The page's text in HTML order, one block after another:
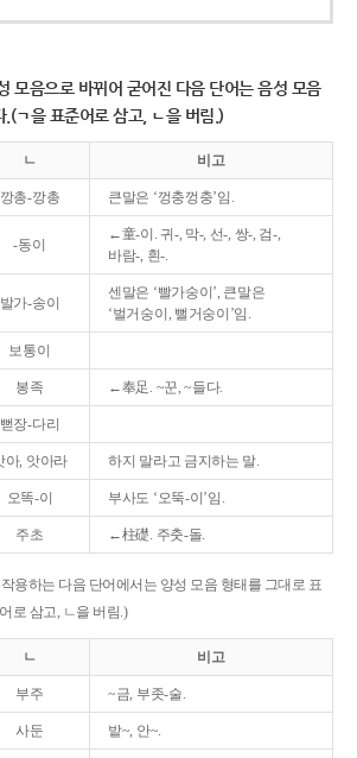
모음으로 바뀌어 굳어진 다음 단어는 음성 모음
ㄱ을 표준어로 삼고, ㄴ을 버림.)
ㄴ 비고
깡총-깡총 큰말은 ‘껑충껑충’임.
-동이
←童-이. 귀-, 막-, 선-, 쌍-, 검-,
바람-, 흰-.
발가-송이
센말은 ‘빨가숭이’, 큰말은
‘벌거숭이, 뻘거숭이’임.
보통이
봉족 ←奉足. ~꾼, ~들다.
뻗장-다리
아, 앗아라 하지 말라고 금지하는 말.
오똑-이 부사도 ‘오뚝-이’임.
주초 ←柱礎. 주춧-돌.
용하는 다음 단어에서는 양성 모음 형태를 그대로 표
로 삼고, ㄴ을 버림.)
ㄴ 비고
부주 ~금, 부좃-술.
사둔 밭~, 안~.